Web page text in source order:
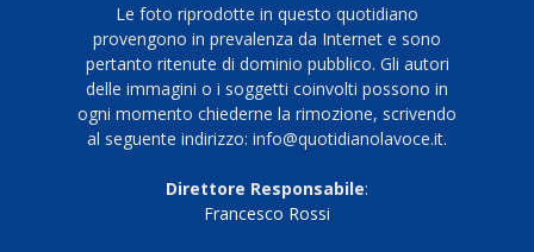
Le foto riprodotte in questo quotidiano
provengono in prevalenza da Internet e sono
pertanto ritenute di dominio pubblico. Gli autori
delle immagini o i soggetti coinvolti possono in
ogni momento chiederne la rimozione, scrivendo
al seguente indirizzo: info@quotidianolavoce.it.
Direttore Responsabile:
Francesco Rossi